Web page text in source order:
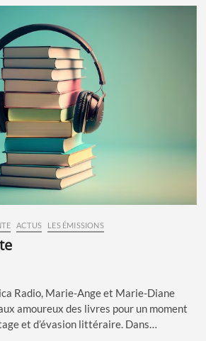
ACTUS LES ÉMISSIONS
Radio, Marie-Ange et Marie-Diane
amoureux des livres pour un moment
et d’évasion littéraire. Dans…